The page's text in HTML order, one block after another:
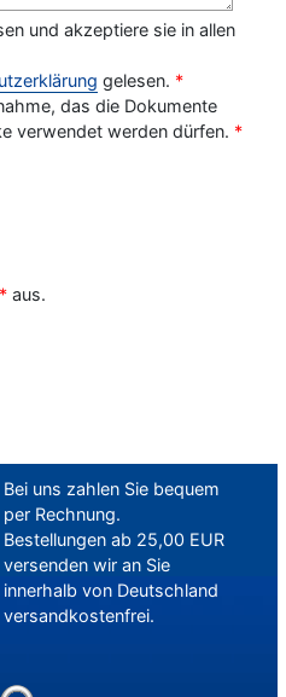
und akzeptiere sie in allen
gelesen. *
das die Dokumente
verwendet werden dürfen. *
* aus.
Bei uns zahlen Sie bequem
per Rechnung.
Bestellungen ab 25,00 EUR
versenden wir an Sie
innerhalb von Deutschland
versandkostenfrei.